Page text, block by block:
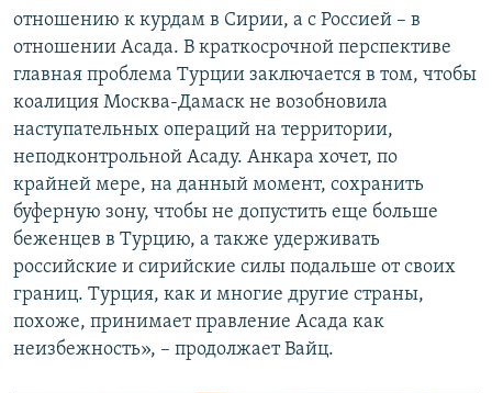
отношению к курдам в Сирии, а с Россией – в
отношении Асада. В краткосрочной перспективе
главная проблема Турции заключается в том, чтобы
коалиция Москва-Дамаск не возобновила
наступательных операций на территории,
неподконтрольной Асаду. Анкара хочет, по
крайней мере, на данный момент, сохранить
буферную зону, чтобы не допустить еще больше
беженцев в Турцию, а также удерживать
российские и сирийские силы подальше от своих
границ. Турция, как и многие другие страны,
похоже, принимает правление Асада как
неизбежность», – продолжает Вайц.